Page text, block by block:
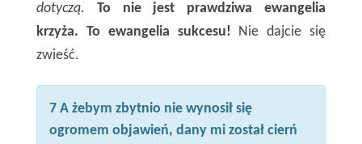
dotyczą. To nie jest prawdziwa ewangelia
krzyża. To ewangelia sukcesu! Nie dajcie się
zwieść.
7 A żebym zbytnio nie wynosił się
ogromem objawień, dany mi został cierń